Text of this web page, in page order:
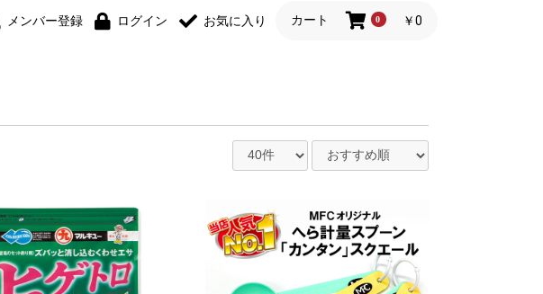
メンバー登録 ログイン お気に入り カート 0 ￥0